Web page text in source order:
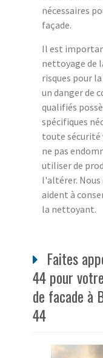
nécessaires
façade.
Il est
nettoyage de
risques pour
un danger de
qualifiés
spécifiques
toute sécurité
ne pas
utiliser de
l'altérer. Nous
aident à
la nettoyant.
Faites
44 pour
de facade à
44